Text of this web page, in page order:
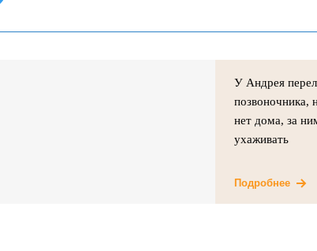
У Андрея
позвоночника,
нет дома, за
ухаживать
Подробнее